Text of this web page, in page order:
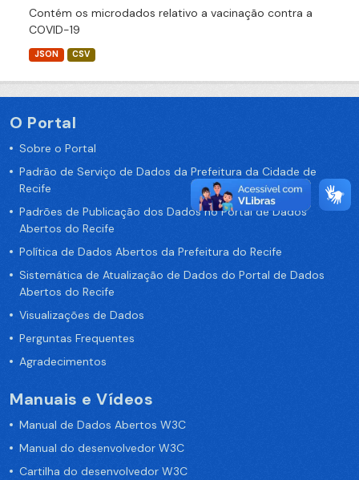
Contém os microdados relativo a vacinação contra a
COVID-19
JSON CSV
O Portal
Sobre o Portal
Padrão de Serviço de Dados da Prefeitura da Cidade de
Recife
Padrões de Publicação dos Dados no Portal de Dados
Abertos do Recife
Política de Dados Abertos da Prefeitura do Recife
Sistemática de Atualização de Dados do Portal de Dados
Abertos do Recife
Visualizações de Dados
Perguntas Frequentes
Agradecimentos
Manuais e Vídeos
Manual de Dados Abertos W3C
Manual do desenvolvedor W3C
Cartilha do desenvolvedor W3C